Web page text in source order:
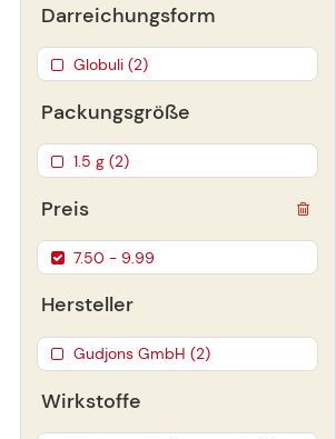
Darreichungsform
Globuli (2)
Packungsgröße
1.5 g (2)
Preis
7.50 - 9.99
Hersteller
Gudjons GmbH (2)
Wirkstoffe